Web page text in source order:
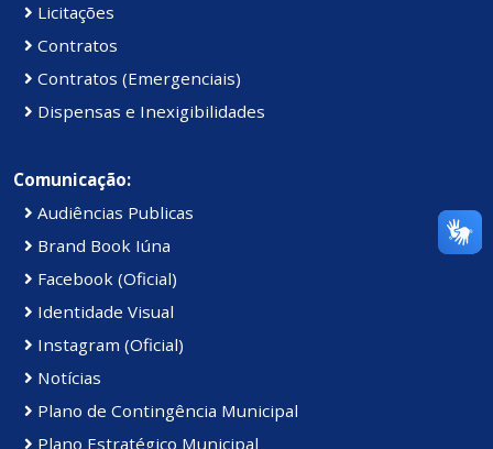
Licitações
Contratos
Contratos (Emergenciais)
Dispensas e Inexigibilidades
Comunicação:
Audiências Publicas
Brand Book Iúna
Facebook (Oficial)
Identidade Visual
Instagram (Oficial)
Notícias
Plano de Contingência Municipal
Plano Estratégico Municipal